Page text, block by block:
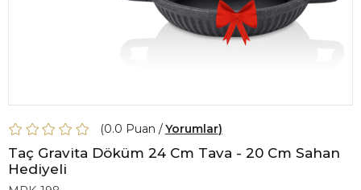
0.0 Yorumlar
Taç Gravita Döküm 24 Cm Tava - 20 Cm Sahan
Hediyeli